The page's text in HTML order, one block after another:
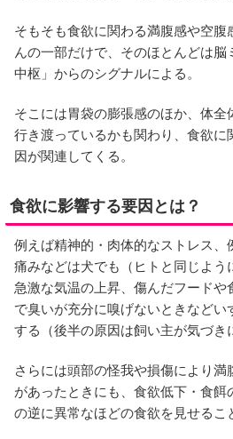
そもそも食欲に関わる満腹感や空腹
んの一部だけで、そのほとんどは脳
中枢」からのシグナルによる。
そこには胃袋の膨張感のほか、体全
行き渡っているかも関わり、食欲に
因が関連してくる。
食欲に影響する要因とは？
例えば精神的・肉体的なストレス、
痛みなどは犬でも（ヒトと同じよう
急激な気温の上昇、傷んだフードや
で臭いが充分に嗅げないときなどい
する（後半の原因は飼い主が気づき
さらには頭部の怪我や損傷により
があったときにも、食欲低下・食餌
の逆に異常なほどの食欲を見せるこ